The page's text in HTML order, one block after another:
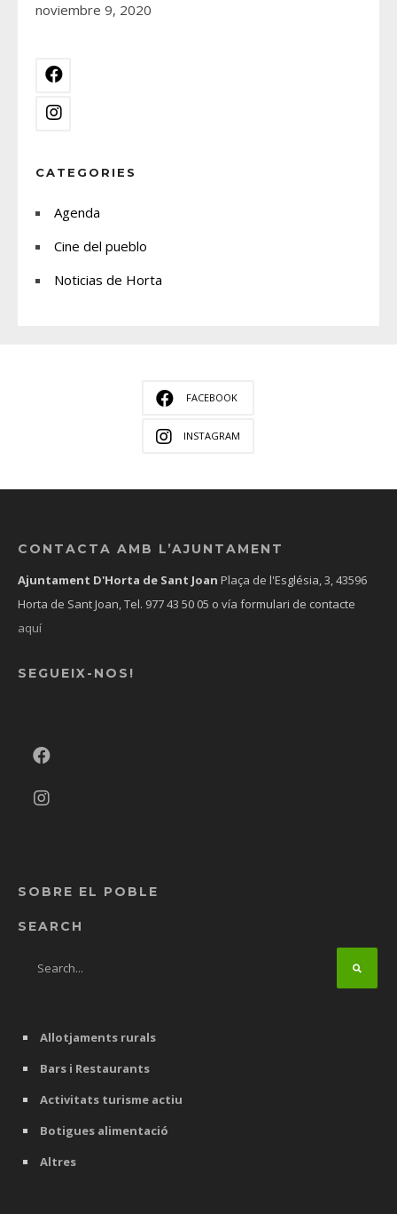
noviembre 9, 2020
CATEGORIES
Agenda
Cine del pueblo
Noticias de Horta
FACEBOOK
INSTAGRAM
CONTACTA AMB L’AJUNTAMENT
Ajuntament D'Horta de Sant Joan Plaça de l'Església, 3, 43596
Horta de Sant Joan, Tel. 977 43 50 05 o vía formulari de contacte
aquí
SEGUEIX-NOS!
SOBRE EL POBLE
SEARCH
Allotjaments rurals
Bars i Restaurants
Activitats turisme actiu
Botigues alimentació
Altres